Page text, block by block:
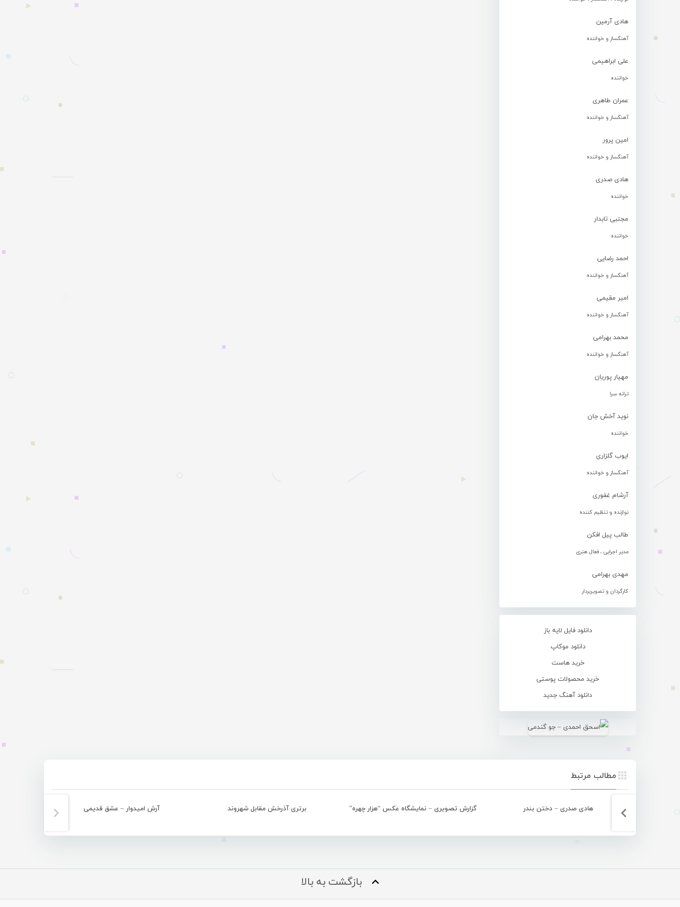
هادی آرمین
آهنگساز و خواننده
علی ابراهیمی
خواننده
عمران طاهری
آهنگساز و خواننده
امین پرور
آهنگساز و خواننده
هادی صدری
خواننده
مجتبی تابدار
خواننده
احمد رضایی
آهنگساز و خواننده
امیر مقیمی
آهنگساز و خواننده
محمد بهرامی
آهنگساز و خواننده
مهیار پوریان
ترانه سرا
نوید آخش جان
خواننده
ایوب گلزاری
آهنگساز و خواننده
آرشام غفوری
نوازنده و تنظیم کننده
طالب پیل افکن
مدیر اجرایی ، فعال هنری
مهدی بهرامی
کارگردان و تصویربردار
دانلود فایل لایه باز
دانلود موکاپ
خرید هاست
خرید محصولات پوستی
دانلود آهنگ جدید
مطالب مرتبط
هادی صدری – دختن بندر گزارش تصویری – نمایشگاه عکس “هزار چهره” برتری آذرخش مقابل شهروند آرش امیدوار – عشق قدیمی
بازگشت به بالا